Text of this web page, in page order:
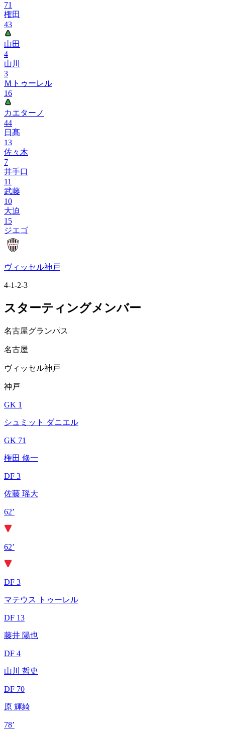
71
権田
43
山田
4
山川
3
Ｍトゥーレル
16
カエターノ
44
日髙
13
佐々木
7
井手口
11
武藤
10
大迫
15
ジエゴ
ヴィッセル神戸
4-1-2-3
スターティングメンバー
名古屋グランパス
名古屋
ヴィッセル神戸
神戸
GK 1
シュミット ダニエル
GK 71
権田 修一
DF 3
佐藤 瑶大
62’
62’
DF 3
マテウス トゥーレル
DF 13
藤井 陽也
DF 4
山川 哲史
DF 70
原 輝綺
78’